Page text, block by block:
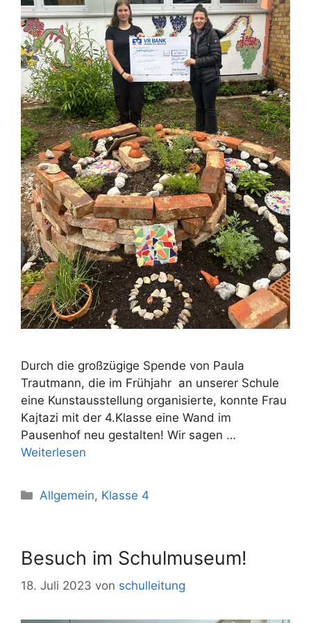
Durch die großzügige Spende von Paula
Trautmann, die im Frühjahr an unserer Schule
eine Kunstausstellung organisierte, konnte Frau
Kajtazi mit der 4.Klasse eine Wand im
Pausenhof neu gestalten! Wir sagen …
Weiterlesen
Allgemein, Klasse 4
Besuch im Schulmuseum!
18. Juli 2023 von schulleitung